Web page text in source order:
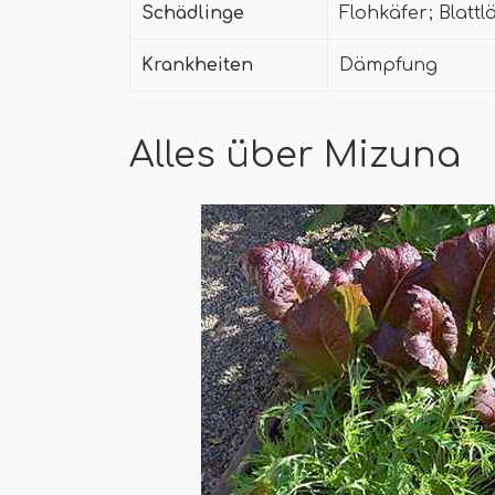
Schädlinge Flohkäfer;
Krankheiten Dämpfung
Alles über Mizuna